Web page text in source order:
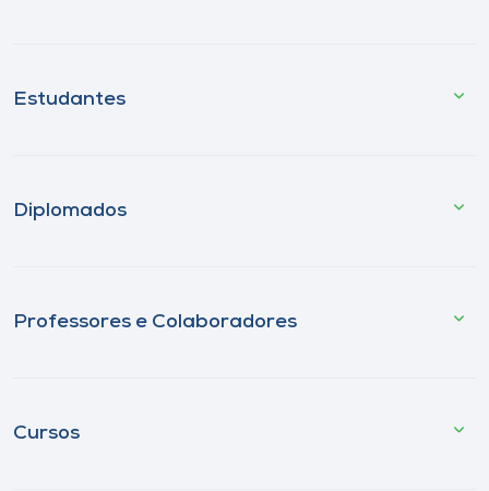
Estudantes
Diplomados
Professores e Colaboradores
Cursos